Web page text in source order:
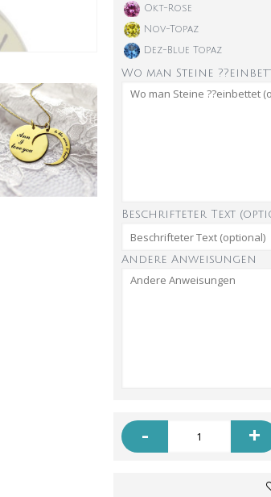
Okt-Rose
Nov-Topaz
Dez-Blue Topaz
Wo man Steine
Beschrifteter Text
Andere Anweisungen
- +